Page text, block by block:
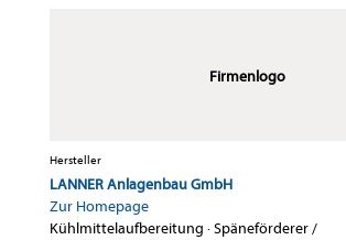
Firmenlogo
Hersteller
LANNER Anlagenbau GmbH
Zur Homepage
Kühlmittelaufbereitung ·Späneförderer /